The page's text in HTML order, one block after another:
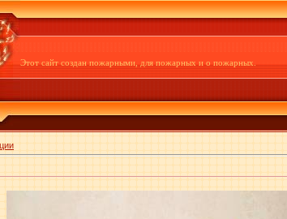
Этот сайт создан пожарными, для пожарных и о пожарных.